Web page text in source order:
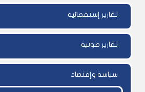
تقارير إستقصائية
تقارير صوتية
سياسة وإقتصاد